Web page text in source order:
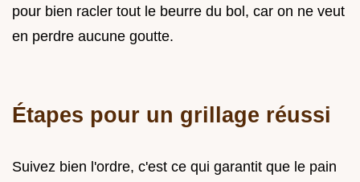
pour bien racler tout le beurre du bol, car on ne veut
en perdre aucune goutte.
Étapes pour un grillage réussi
Suivez bien l'ordre, c'est ce qui garantit que le pain